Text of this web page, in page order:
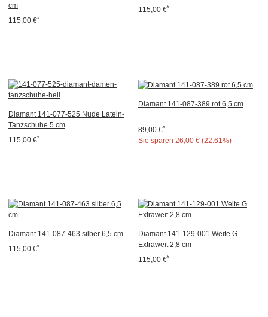
cm
115,00 €*
115,00 €*
Diamant 141-077-525 Nude Latein-
Tanzschuhe 5 cm
115,00 €*
Diamant 141-087-389 rot 6,5 cm
89,00 €*
Sie sparen 26,00 € (22.61%)
Diamant 141-087-463 silber 6,5 cm
115,00 €*
Diamant 141-129-001 Weite G
Extraweit 2,8 cm
115,00 €*